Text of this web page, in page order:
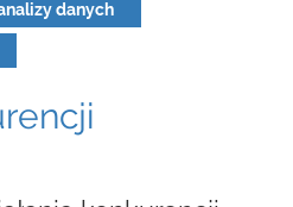
danych